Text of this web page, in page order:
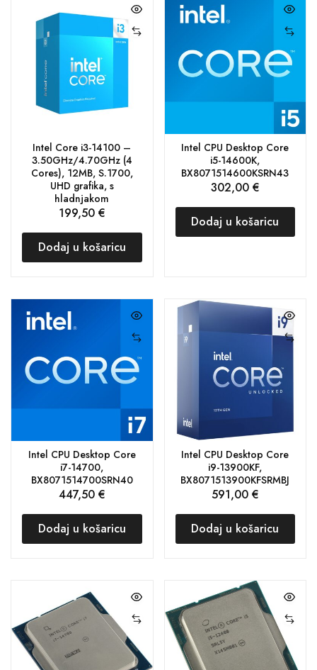
Intel Core i3-14100 –
3.50GHz/4.70GHz (4
Cores), 12MB, S.1700,
UHD grafika, s
hladnjakom
199,50 €
Dodaj u košaricu
Intel CPU Desktop Core
i5-14600K,
BX8071514600KSRN43
302,00 €
Dodaj u košaricu
Intel CPU Desktop Core
i7-14700,
BX8071514700SRN40
447,50 €
Dodaj u košaricu
Intel CPU Desktop Core
i9-13900KF,
BX8071513900KFSRMBJ
591,00 €
Dodaj u košaricu